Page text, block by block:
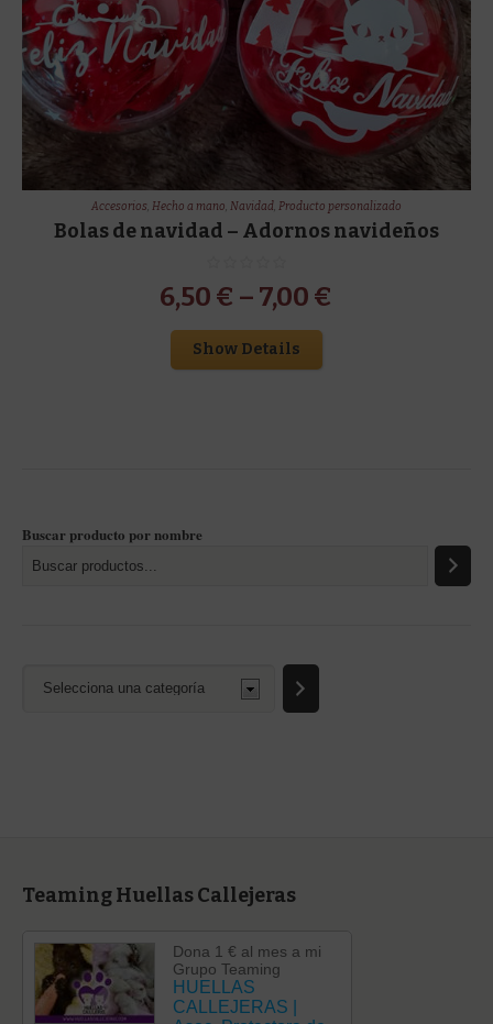
Accesorios, Hecho a mano, Navidad, Producto personalizado
Bolas de navidad – Adornos navideños
6,50 € – 7,00 €
Show Details
Buscar producto por nombre
Teaming Huellas Callejeras